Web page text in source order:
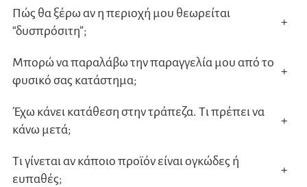
Πώς θα ξέρω αν η περιοχή μου θεωρείται
“δυσπρόσιτη”;
+
Μπορώ να παραλάβω την παραγγελία μου από το
φυσικό σας κατάστημα;
+
Έχω κάνει κατάθεση στην τράπεζα. Τι πρέπει να
κάνω μετά;
+
Τι γίνεται αν κάποιο προϊόν είναι ογκώδες ή
ευπαθές;
+